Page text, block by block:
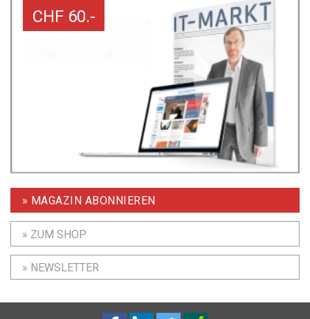
CHF 60.-
» MAGAZIN ABONNIEREN
» ZUM SHOP
» NEWSLETTER